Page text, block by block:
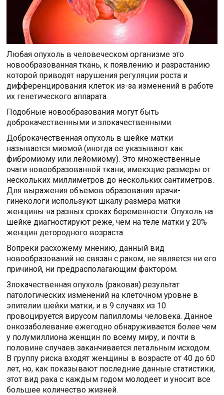
Любая опухоль в человеческом организме это
новообразованная ткань, к появлению и разрастанию
которой приводят нарушения регуляции роста и
дифференцирования клеток из-за изменений в работе
их генетического аппарата.
Подобные новообразования могут быть
доброкачественными и злокачественными.
Доброкачественная опухоль в шейке матки
называется миомой (иногда ее указывают как
фибромиому или лейомиому). Это множественные
очаги новообразованной ткани, имеющие размеры от
нескольких миллиметров до нескольких сантиметров.
Для выражения объемов образования врачи-
гинекологи используют шкалу размера матки
женщины на разных сроках беременности. Опухоль на
шейке диагностируют реже, чем на теле матки у 20%
женщин детородного возраста.
Вопреки расхожему мнению, данный вид
новообразований не связан с раком, не является ни его
причиной, ни предрасполагающим фактором.
Злокачественная опухоль (раковая) результат
патологических изменений на клеточном уровне в
эпителии шейки матки, и в 9 случаях из 10
провоцируется вирусом папилломы человека. Данное
онкозаболевание ежегодно обнаруживается более чем
у полумиллиона женщин по всему миру, и почти в
половине случаев заканчивается летальным исходом.
В группу риска входят женщины в возрасте от 40 до 60
лет, но, как показывают последние данные статистики,
этот вид рака с каждым годом молодеет и уносит все
большее количество жизней.